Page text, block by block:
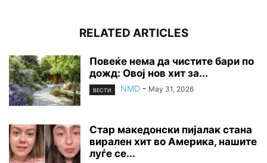
RELATED ARTICLES
Повеќе нема да чистите бари по
дожд: Овој нов хит за...
ВЕСТИ NMD - May 31, 2026
Стар македонски пијалак стана
вирален хит во Америка, нашите
луѓе се...